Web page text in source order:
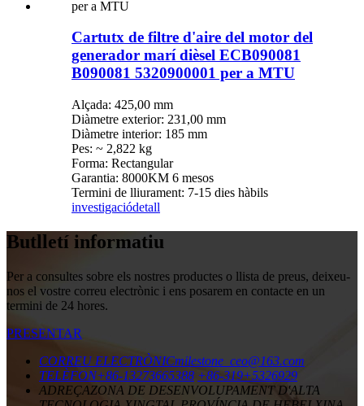
Cartutx de filtre d'aire del motor del
generador marí dièsel ECB090081
B090081 5320900001 per a MTU
Alçada: 425,00 mm
Diàmetre exterior: 231,00 mm
Diàmetre interior: 185 mm
Pes: ~ 2,822 kg
Forma: Rectangular
Garantia: 8000KM 6 mesos
Termini de lliurament: 7-15 dies hàbils
investigaciódetall
Butlletí informatiu
Per a consultes sobre els nostres productes o llista de preus, deixeu-
nos el vostre correu electrònic i ens posarem en contacte en un
termini de 24 hores.
PRESENTAR
CORREU ELECTRÒNICmilestone_ceo@163.com
TELÈFON+86-13273665388 +86-319+5326929
ADREÇAZONA DE DESENVOLUPAMENT D'ALTA